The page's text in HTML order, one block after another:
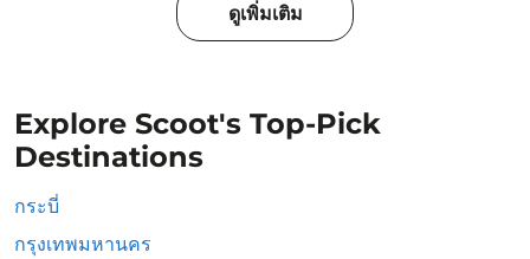
ดูเพิ่มเติม
Explore Scoot's Top-Pick
Destinations
กระบี่
กรุงเทพมหานคร